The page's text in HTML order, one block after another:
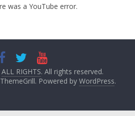
was a YouTube error.
ALL RIGHTS. All rights reserved.
Powered by WordPress.